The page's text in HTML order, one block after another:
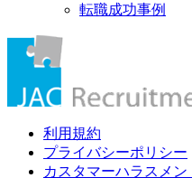
転職成功事例
利用規約
プライバシーポリシー
カスタマーハラスメ